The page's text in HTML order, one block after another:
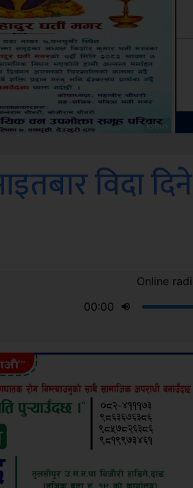
Amb
विदा दिने